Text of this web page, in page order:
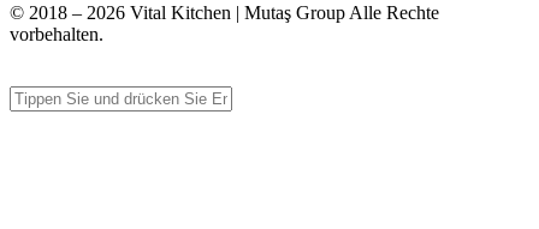
© 2018 – 2026 Vital Kitchen | Mutaş Group Alle Rechte
vorbehalten.